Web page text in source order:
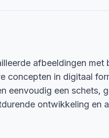
afbeeldingen met
concepten in digitaal
eenvoudig een schets,
ontwikkeling en